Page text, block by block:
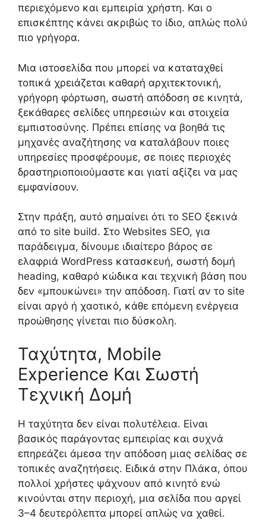
περιεχόμενο και εμπειρία χρήστη. Και ο
επισκέπτης κάνει ακριβώς το ίδιο, απλώς πολύ
πιο γρήγορα.
Μια ιστοσελίδα που μπορεί να καταταχθεί
τοπικά χρειάζεται καθαρή αρχιτεκτονική,
γρήγορη φόρτωση, σωστή απόδοση σε κινητά,
ξεκάθαρες σελίδες υπηρεσιών και στοιχεία
εμπιστοσύνης. Πρέπει επίσης να βοηθά τις
μηχανές αναζήτησης να καταλάβουν ποιες
υπηρεσίες προσφέρουμε, σε ποιες περιοχές
δραστηριοποιούμαστε και γιατί αξίζει να μας
εμφανίσουν.
Στην πράξη, αυτό σημαίνει ότι το SEO ξεκινά
από το site build. Στο Websites SEO, για
παράδειγμα, δίνουμε ιδιαίτερο βάρος σε
ελαφριά WordPress κατασκευή, σωστή δομή
heading, καθαρό κώδικα και τεχνική βάση που
δεν «μπουκώνει» την απόδοση. Γιατί αν το site
είναι αργό ή χαοτικό, κάθε επόμενη ενέργεια
προώθησης γίνεται πιο δύσκολη.
Ταχύτητα, Mobile
Experience Και Σωστή
Τεχνική Δομή
Η ταχύτητα δεν είναι πολυτέλεια. Είναι
βασικός παράγοντας εμπειρίας και συχνά
επηρεάζει άμεσα την απόδοση μιας σελίδας σε
τοπικές αναζητήσεις. Ειδικά στην Πλάκα, όπου
πολλοί χρήστες ψάχνουν από κινητό ενώ
κινούνται στην περιοχή, μια σελίδα που αργεί
3–4 δευτερόλεπτα μπορεί απλώς να χαθεί.